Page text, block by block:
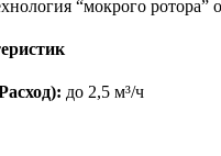
“мокрого ротора”
до 2,5 м³/ч